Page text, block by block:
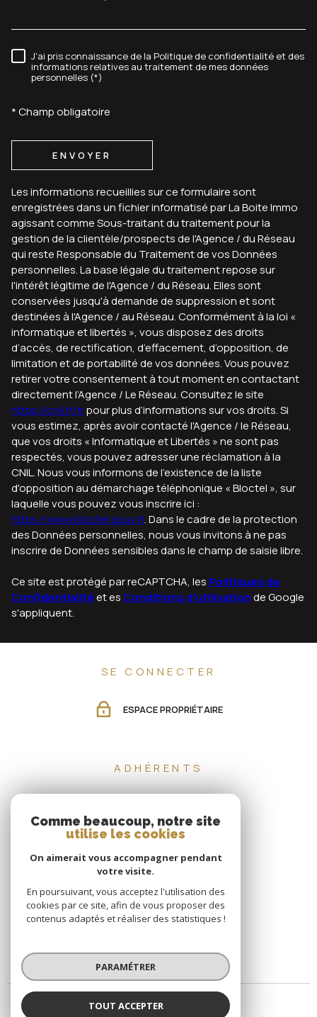
RÈGLEMENTATION
J'ai pris connaissance de la Politique de confidentialité et des
informations relatives au traitement de mes données
personnelles (*)
* Champ obligatoire
ENVOYER
Les informations recueillies sur ce formulaire sont
enregistrées dans un fichier informatisé par La Boite Immo
agissant comme Sous-traitant du traitement pour la
gestion de la clientèle/prospects de l'Agence / du Réseau
qui reste Responsable du Traitement de vos Données
personnelles. La base légale du traitement repose sur
l'intérêt légitime de l'Agence / du Réseau. Elles sont
conservées jusqu'à demande de suppression et sont
destinées à l'Agence / au Réseau. Conformément à la loi «
informatique et libertés », vous disposez des droits
d’accès, de rectification, d’effacement, d’opposition, de
limitation et de portabilité de vos données. Vous pouvez
retirer votre consentement à tout moment en contactant
directement l’Agence / Le Réseau. Consultez le site
https://cnil.fr/frpour plus d’informations sur vos droits. Si
vous estimez, après avoir contacté l'Agence / le Réseau,
que vos droits « Informatique et Libertés » ne sont pas
respectés, vous pouvez adresser une réclamation à la
CNIL. Nous vous informons de l’existence de la liste
d'opposition au démarchage téléphonique « Bloctel », sur
laquelle vous pouvez vous inscrire ici :
https://www.bloctel.gouv.fr. Dans le cadre de la protection
des Données personnelles, nous vous invitons à ne pas
inscrire de Données sensibles dans le champ de saisie libre.
Ce site est protégé par reCAPTCHA, les Politiques de
Confidentialitéet es Conditions d'utilisationde Google
s'appliquent.
SE CONNECTER
ESPACE PROPRIÉTAIRE
ADHÉRENTS
Comme beaucoup, notre site
utilise les cookies
On aimerait vous accompagner pendant
votre visite.
En poursuivant, vous acceptez l'utilisation des
cookies par ce site, afin de vous proposer des
contenus adaptés et réaliser des statistiques !
PARAMÉTRER
TOUT ACCEPTER